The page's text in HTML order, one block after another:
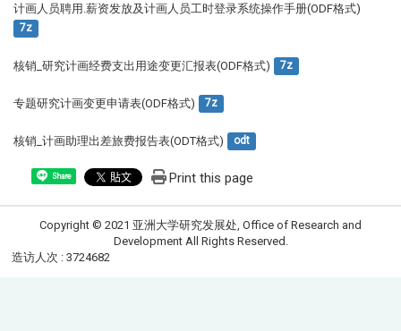
计画人员聘用.薪资发放及计画人员工时登录系统操作手册(ODF格式)
7z
核销_研究计画经费支出用途变更汇报表(ODF格式) 7z
专题研究计画变更申请表(ODF格式) 7z
核销_计画助理出差旅费报告表(ODT格式) odt
Share Print this page
Copyright © 2021 亚洲大学研究发展处, Office of Research and
Development All Rights Reserved.
造访人次 : 3724682